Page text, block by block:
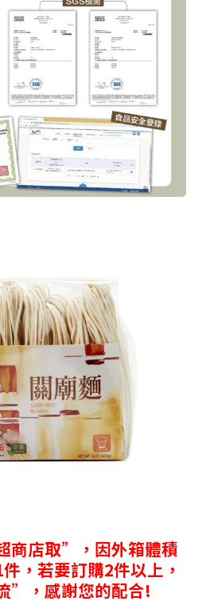
店取”，因外箱體積
，若要訂購2件以上，
”，感謝您的配合!